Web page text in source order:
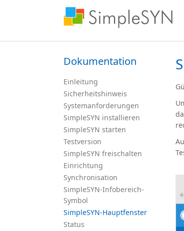
Dokumentation
Einleitung
Sicherheitshinweis
Systemanforderungen
SimpleSYN installieren
SimpleSYN starten
Testversion
SimpleSYN freischalten
Einrichtung
Synchronisation
SimpleSYN-Infobereich-
Symbol
SimpleSYN-Hauptfenster
Status